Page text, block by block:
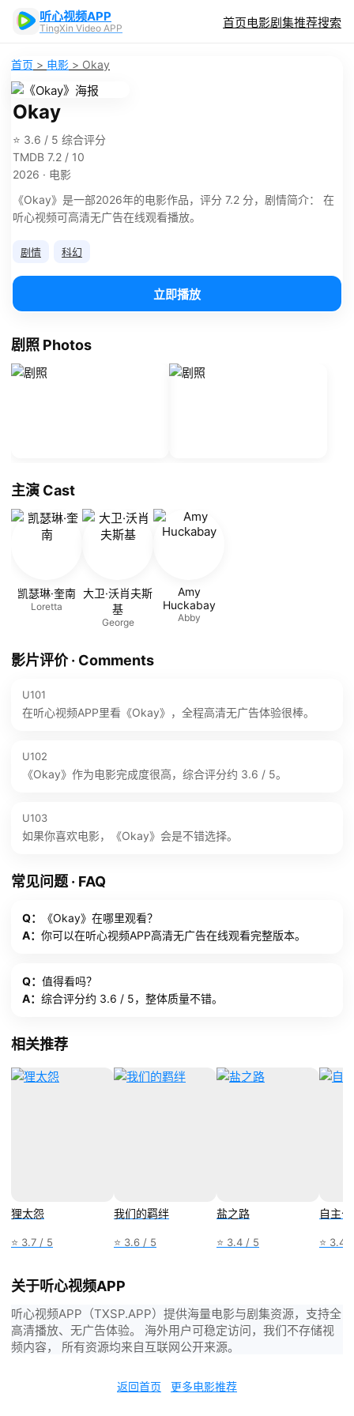
听心视频APP
TingXin Video APP 首页电影剧集推荐搜索
首页 > 电影 > Okay
Okay
⭐ 3.6 / 5 综合评分
TMDB 7.2 / 10
2026 · 电影
《Okay》是一部2026年的电影作品，评分 7.2 分，剧情简介： 在
听心视频可高清无广告在线观看播放。
剧情 科幻
立即播放
剧照 Photos
主演 Cast
凯瑟琳·奎南
Loretta
大卫·沃肖夫斯
基
George
Amy
Huckabay
Abby
影片评价 · Comments
U101
在听心视频APP里看《Okay》，全程高清无广告体验很棒。
U102
《Okay》作为电影完成度很高，综合评分约 3.6 / 5。
U103
如果你喜欢电影，《Okay》会是不错选择。
常见问题 · FAQ
Q：
《Okay》在哪里观看？
A： 你可以在听心视频APP高清无广告在线观看完整版本。
Q： 值得看吗？
A： 综合评分约 3.6 / 5，整体质量不错。
相关推荐
狸太怨
⭐ 3.7 / 5
我们的羁绊
⭐ 3.6 / 5
盐之路
⭐ 3.4 / 5
自主
⭐ 3.4
关于听心视频APP
听心视频APP（TXSP.APP）提供海量电影与剧集资源，支持全
高清播放、无广告体验。 海外用户可稳定访问，我们不存储视
频内容， 所有资源均来自互联网公开来源。
返回首页 更多电影推荐